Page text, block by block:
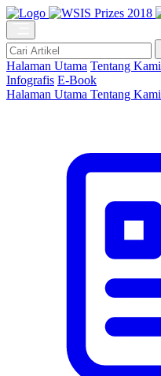
Halaman Utama Tentang Kami
Infografis E-Book
Halaman Utama Tentang Kami